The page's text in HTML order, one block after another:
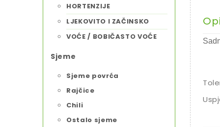
HORTENZIJE
LJEKOVITO I ZAČINSKO
VOĆE / BOBIČASTO VOĆE
Sjeme
Sjeme povrća
Rajčice
Chili
Ostalo sjeme